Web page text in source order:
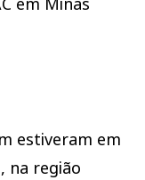
estiveram em
na região